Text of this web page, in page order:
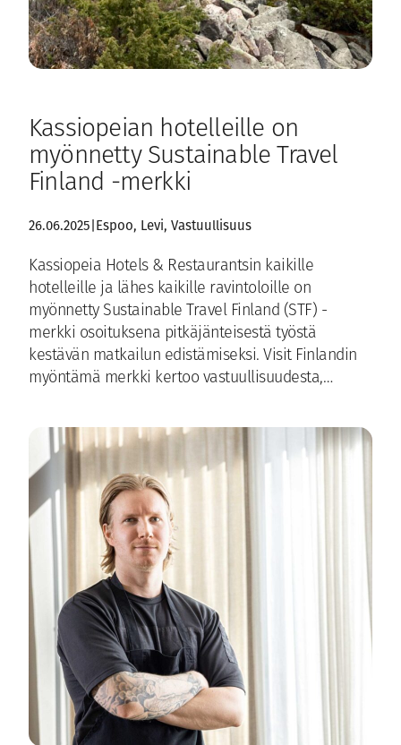
Kassiopeian hotelleille on
myönnetty Sustainable Travel
Finland -merkki
26.06.2025 Espoo, Levi, Vastuullisuus
Kassiopeia Hotels & Restaurantsin kaikille
hotelleille ja lähes kaikille ravintoloille on
myönnetty Sustainable Travel Finland (STF) -
merkki osoituksena pitkäjänteisestä työstä
kestävän matkailun edistämiseksi. Visit Finlandin
myöntämä merkki kertoo vastuullisuudesta,…